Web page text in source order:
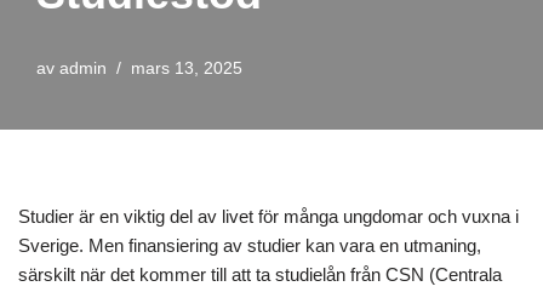
av admin mars 13, 2025
Studier är en viktig del av livet för många ungdomar och vuxna i
Sverige. Men finansiering av studier kan vara en utmaning,
särskilt när det kommer till att ta studielån från CSN (Centrala